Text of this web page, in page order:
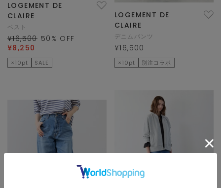
LOGEMENT DE
CLAIRE
ベスト
¥16,500 50 % OFF
¥8,250
×10pt SALE
LOGEMENT DE
CLAIRE
デニムパンツ
¥16,500
×10pt 別注コラボ